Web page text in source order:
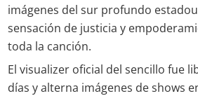
imágenes del sur profundo
sensación de justicia y
toda la canción.
El visualizer oficial del sencillo fue
días y alterna imágenes de shows